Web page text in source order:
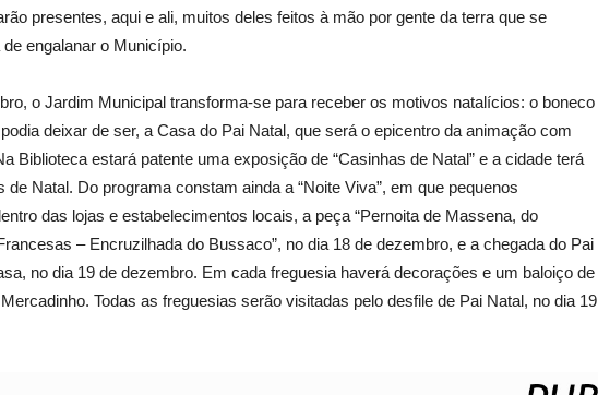
presentes, aqui e ali, muitos deles feitos à mão por gente da terra que se
engalanar o Município.
o Jardim Municipal transforma-se para receber os motivos natalícios: o boneco
deixar de ser, a Casa do Pai Natal, que será o epicentro da animação com
Biblioteca estará patente uma exposição de “Casinhas de Natal” e a cidade terá
Natal. Do programa constam ainda a “Noite Viva”, em que pequenos
das lojas e estabelecimentos locais, a peça “Pernoita de Massena, do
– Encruzilhada do Bussaco”, no dia 18 de dezembro, e a chegada do Pai
no dia 19 de dezembro. Em cada freguesia haverá decorações e um baloiço de
Todas as freguesias serão visitadas pelo desfile de Pai Natal, no dia 19